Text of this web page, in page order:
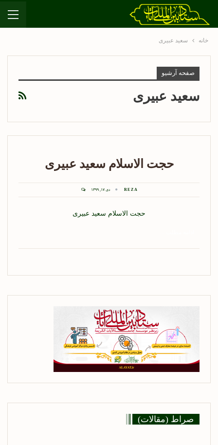
خانه سعید عبیری
صفحه آرشیو
سعید عبیری
حجت الاسلام سعید عبیری
REZA دی ۱۷, ۱۳۹۹
حجت الاسلام سعید عبیری
صراط (مقالات)